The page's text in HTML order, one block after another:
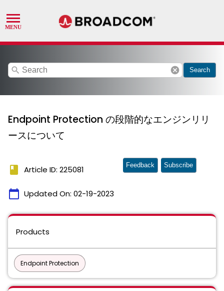
search cancel Search
Endpoint Protection の段階的なエンジンリリ
ースについて
book Article ID: 225081
calendar_today Updated On: 02-19-2023
Feedback Subscribe
Products
Endpoint Protection